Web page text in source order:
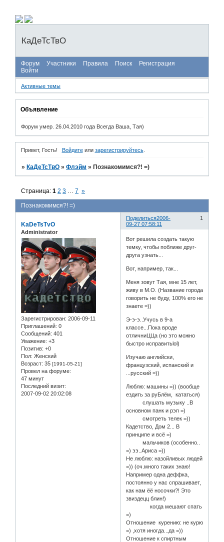
КаДеТсТвО
Форум Участники Правила Поиск
Регистрация
Войти
Активные темы
Объявление
Форум умер. 26.04.2010 года Всегда Ваша, Тая)
Привет, Гость! Войдитеили зарегистрируйтесь.
» КаДеТсТвО »Флэйм » Познакомимся?! =)
Познакомимся?! =)
Страница:1 2 3 … 7 »
Поделиться 1
2006-
09-27 07:58:11
KaDeTsTvO
Administrator
Зарегистрирован: 2006-09-11
Приглашений: 0
Сообщений: 401
Уважение: +3
Позитив: +0
Пол: Женский
Возраст: 35 [1991-05-21]
Провел на форуме:
47 минут
Последний визит:
2007-09-02 20:02:08
Вот решила создать такую
темку, чтобы поближе друг-
друга узнать...
Вот, например, так...
Меня зовут Тая, мне 15 лет,
живу в М.О. (Название города
говорить не буду, 100% его не
знаете =))
Э-э-э..Учусь в 9-а
классе...Пока вроде
отличниЦЦа (но это можно
быстро исправитьlol)
Изучаю английски,
французский, испанский и
...русский =))
Люблю: машины =)) (вообще
ездить за руБлём, кататься)
слушать музыку ..В
основном панк и рэп =)
смотреть телек =))
Кадетство, Дом 2... В
принципе и всё =)
мальчиков (особенно..
=) ээ..Ариса =))
Не люблю: назойливых людей
=)) (оч.много таких знаю!
Например одна деффка,
постоянно у нас спрашивает,
как нам ёё носочки?! Это
звиздецц блин!)
когда мешают спать
=)
Отношение курению: не курю
=) ,хотя иногда...да =))
Отношение к спиртным